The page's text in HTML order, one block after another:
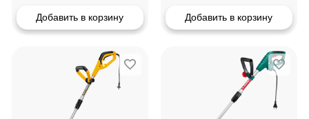
Добавить в корзину Добавить в корзину